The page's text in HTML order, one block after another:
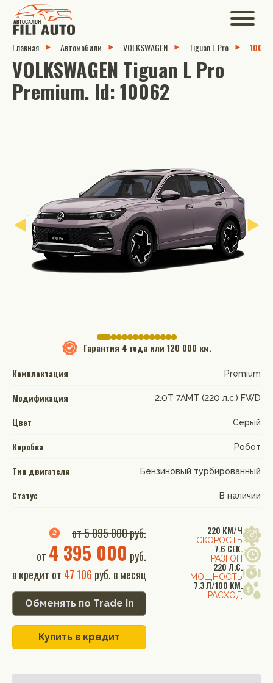
Главная Автомобили VOLKSWAGEN Tiguan L Pro 10062
VOLKSWAGEN Tiguan L Pro
Premium. Id: 10062
Гарантия 4 года или 120 000 км.
Комплектация
Premium
Модификация 2.0T 7AMT (220 л.с.) FWD
Цвет Серый
Коробка Робот
Тип двигателя Бензиновый турбированный
Статус В наличии
220 КМ/Ч
СКОРОСТЬ
7.6 СЕК.
РАЗГОН
220 Л.С.
МОЩНОСТЬ
7.3 Л/100 КМ.
РАСХОД
от 5 095 000 руб.
от 4 395 000 руб.
в кредит от 47 106 руб. в месяц
Обменять по Trade in
Купить в кредит